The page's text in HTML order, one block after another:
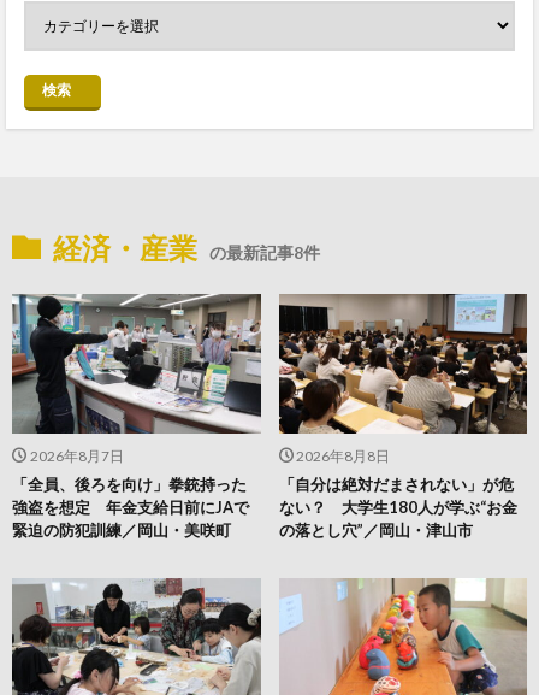
検索
経済・産業 の最新記事8件
2026年8月8日
「自分は絶対だまされない」が危
ない？ 大学生180人が学ぶ“お金
の落とし穴”／岡山・津山市
2026年8月7日
「全員、後ろを向け」拳銃持った
強盗を想定 年金支給日前にJAで
緊迫の防犯訓練／岡山・美咲町